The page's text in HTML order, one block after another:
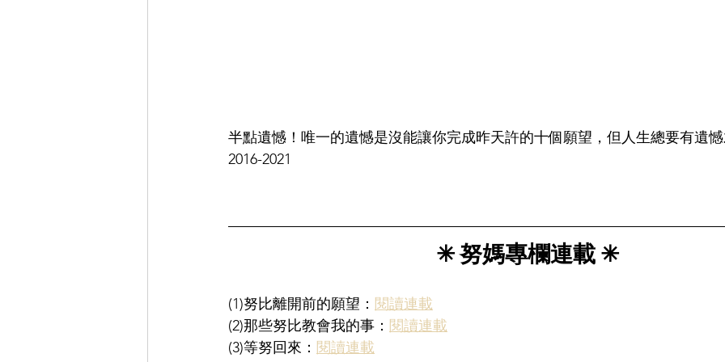
半點遺憾！唯一的遺憾是沒能讓你完成昨天許的十個願望，但人生總要有遺憾
2016-2021
✳︎ 努媽專欄連載 ✳︎
(1)努比離開前的願望： 閱讀連載
(2)那些努比教會我的事： 閱讀連載
(3)等努回來： 閱讀連載